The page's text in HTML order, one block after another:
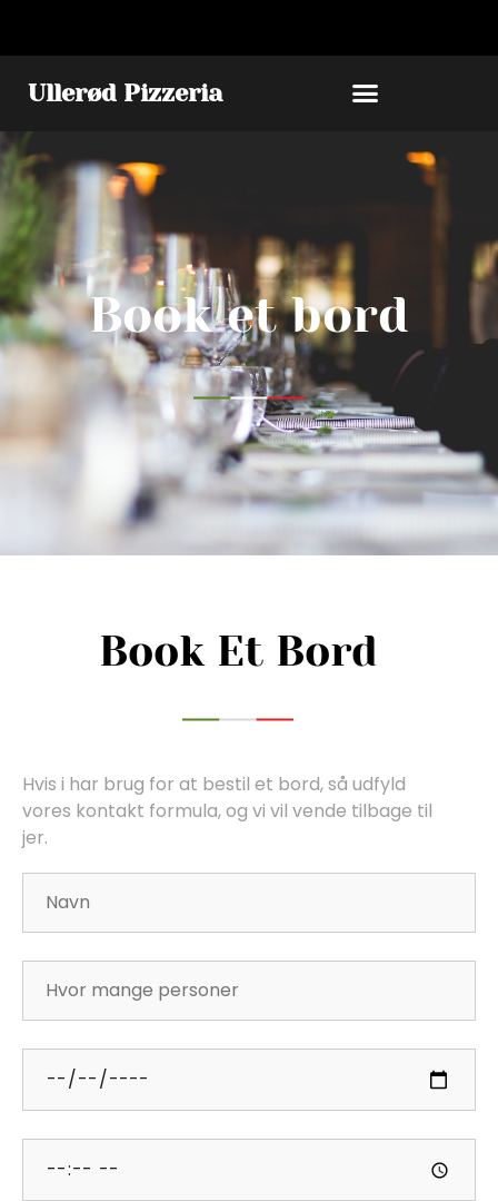
Ullerød Pizzeria
Book et bord
Book Et Bord
Hvis i har brug for at bestil et bord, så udfyld
vores kontakt formula, og vi vil vende tilbage til
jer.